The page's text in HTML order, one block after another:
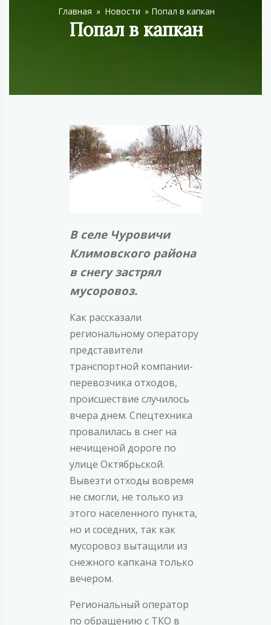
Главная » Новости » Попал в капкан
Попал в капкан
В селе Чуровичи
Климовского района
в снегу застрял
мусоровоз.
Как рассказали
региональному оператору
представители
транспортной компании-
перевозчика отходов,
происшествие случилось
вчера днем. Спецтехника
провалилась в снег на
нечищеной дороге по
улице Октябрьской.
Вывезти отходы вовремя
не смогли, не только из
этого населенного пункта,
но и соседних, так как
мусоровоз вытащили из
снежного капкана только
вечером.
Региональный оператор
по обращению с ТКО в